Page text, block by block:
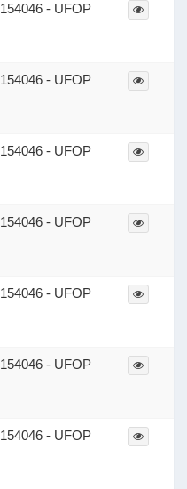
154046 - UFOP
154046 - UFOP
154046 - UFOP
154046 - UFOP
154046 - UFOP
154046 - UFOP
154046 - UFOP